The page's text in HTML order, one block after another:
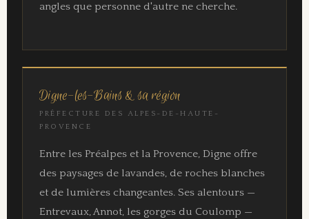
angles que personne d'autre ne cherche.
Digne-les-Bains & sa région
PRÉFECTURE DES ALPES-DE-HAUTE-
PROVENCE
Entre les Préalpes et la Provence, Digne offre
des paysages de lavandes, de roches blanches
et de lumières changeantes. Ses alentours —
Entrevaux, Annot, les gorges du Coulomp —